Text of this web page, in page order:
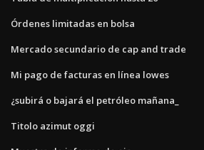
Órdenes limitadas en bolsa
Mercado secundario de cap and trade
Mi pago de facturas en línea lowes
¿subirá o bajará el petróleo mañana_
Titolo azimut oggi